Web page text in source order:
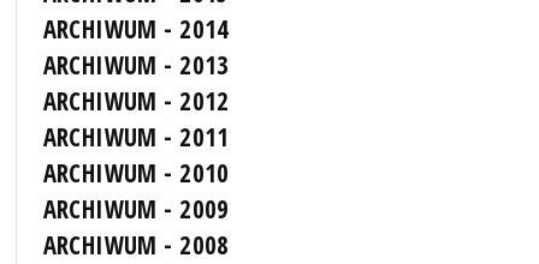
ARCHIWUM - 2014
ARCHIWUM - 2013
ARCHIWUM - 2012
ARCHIWUM - 2011
ARCHIWUM - 2010
ARCHIWUM - 2009
ARCHIWUM - 2008